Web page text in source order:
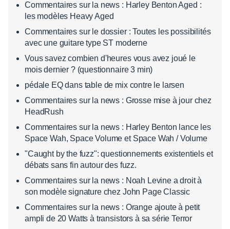
Commentaires sur la news : Harley Benton Aged :
les modèles Heavy Aged
Commentaires sur le dossier : Toutes les possibilités
avec une guitare type ST moderne
Vous savez combien d'heures vous avez joué le
mois dernier ? (questionnaire 3 min)
pédale EQ dans table de mix contre le larsen
Commentaires sur la news : Grosse mise à jour chez
HeadRush
Commentaires sur la news : Harley Benton lance les
Space Wah, Space Volume et Space Wah / Volume
"Caught by the fuzz": questionnements existentiels et
débats sans fin autour des fuzz.
Commentaires sur la news : Noah Levine a droit à
son modèle signature chez John Page Classic
Commentaires sur la news : Orange ajoute à petit
ampli de 20 Watts à transistors à sa série Terror